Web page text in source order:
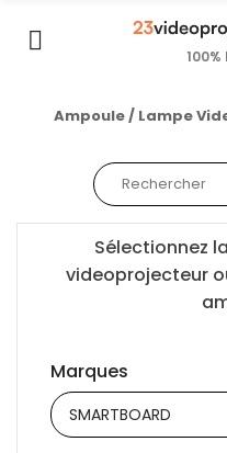
Ampoule / Lampe
Sélectionnez
videoprojecteur
Marques